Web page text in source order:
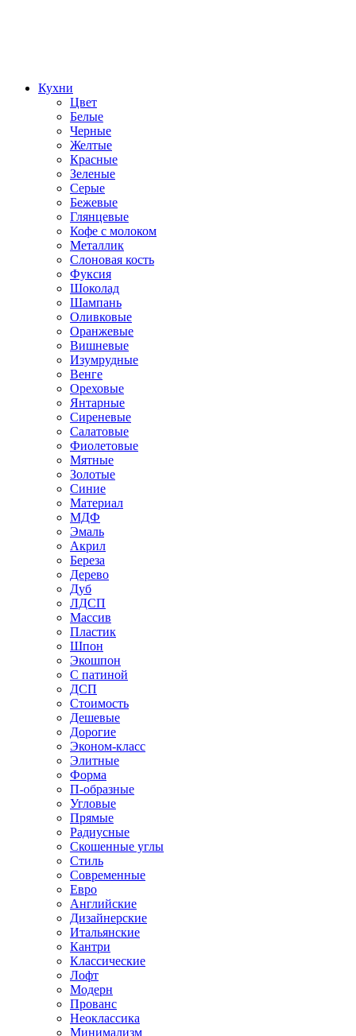
Кухни
Цвет
Белые
Черные
Желтые
Красные
Зеленые
Серые
Бежевые
Глянцевые
Кофе с молоком
Металлик
Слоновая кость
Фуксия
Шоколад
Шампань
Оливковые
Оранжевые
Вишневые
Изумрудные
Венге
Ореховые
Янтарные
Сиреневые
Салатовые
Фиолетовые
Мятные
Золотые
Синие
Материал
МДФ
Эмаль
Акрил
Береза
Дерево
Дуб
ЛДСП
Массив
Пластик
Шпон
Экошпон
С патиной
ДСП
Стоимость
Дешевые
Дорогие
Эконом-класс
Элитные
Форма
П-образные
Угловые
Прямые
Радиусные
Скошенные углы
Стиль
Современные
Евро
Английские
Дизайнерские
Итальянские
Кантри
Классические
Лофт
Модерн
Прованс
Неоклассика
Минимализм